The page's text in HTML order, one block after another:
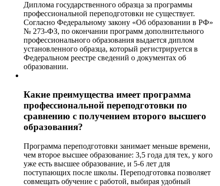
Диплома государственного образца за программы
профессиональной переподготовки не существует.
Согласно Федеральному закону «Об образовании в РФ»
№ 273-ФЗ, по окончании программ дополнительного
профессионального образования выдается диплом
установленного образца, который регистрируется в
Федеральном реестре сведений о документах об
образовании.
Какие преимущества имеет программа
профессиональной переподготовки по
сравнению с получением второго высшего
образования?
Программа переподготовки занимает меньше времени,
чем второе высшее образование: 3,5 года для тех, у кого
уже есть высшее образование, и 5-6 лет для
поступающих после школы. Переподготовка позволяет
совмещать обучение с работой, выбирая удобный